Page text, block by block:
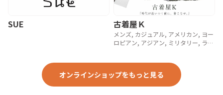
SUE 古着屋Ｋ
メンズ, カジュアル, アメリカン, ヨー
ロピアン, アジアン, ミリタリー, ラグ
オンラインショップをもっと見る